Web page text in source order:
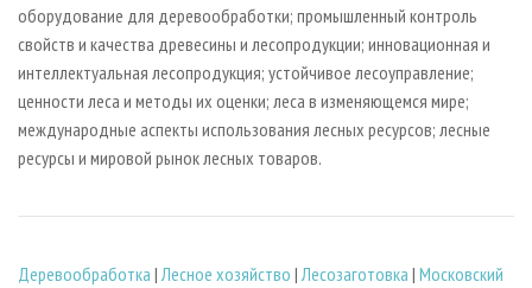
оборудование для деревообработки; промышленный контроль
свойств и качества древесины и лесопродукции; инновационная и
интеллектуальная лесопродукция; устойчивое лесоуправление;
ценности леса и методы их оценки; леса в изменяющемся мире;
международные аспекты использования лесных ресурсов; лесные
ресурсы и мировой рынок лесных товаров.
Деревообработка |Лесное хозяйство |Лесозаготовка | Московский